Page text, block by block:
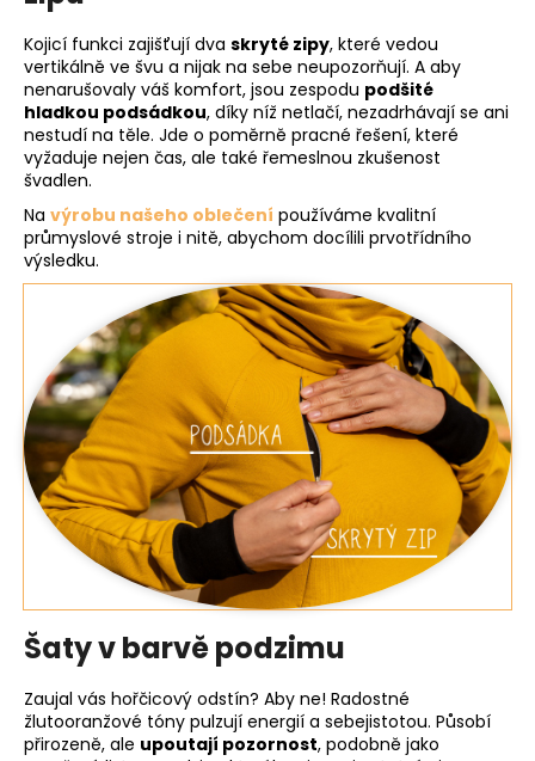
Kojicí funkci zajišťují dva skryté zipy, které vedou
vertikálně ve švu a nijak na sebe neupozorňují. A aby
nenarušovaly váš komfort, jsou zespodu podšité
hladkou podsádkou, díky níž netlačí, nezadrhávají se ani
nestudí na těle. Jde o poměrně pracné řešení, které
vyžaduje nejen čas, ale také řemeslnou zkušenost
švadlen.
Na výrobu našeho oblečení používáme kvalitní
průmyslové stroje i nitě, abychom docílili prvotřídního
výsledku.
Šaty v barvě podzimu
Zaujal vás hořčicový odstín? Aby ne! Radostné
žlutooranžové tóny pulzují energií a sebejistotou. Působí
přirozeně, ale upoutají pozornost, podobně jako